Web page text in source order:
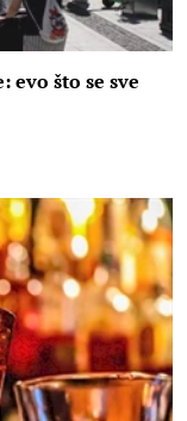
evo što se sve